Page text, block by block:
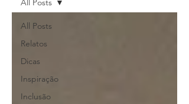
All Posts
Relatos
Dicas
Inspiração
Inclusão
All Posts